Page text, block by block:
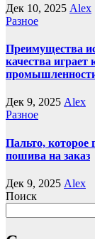
Дек 10, 2025 Alex
Разное
Преимущества
качества играет
Дек 9, 2025 Alex
Разное
Пальто, которое
пошива на заказ
Дек 9, 2025 Alex
Поиск